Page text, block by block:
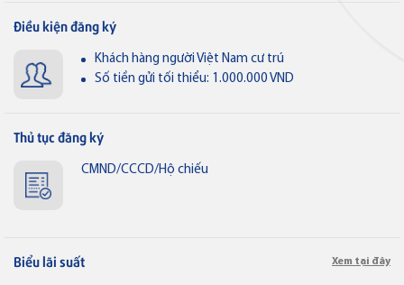
Điều kiện đăng ký
Khách hàng người Việt Nam cư trú
Số tiền gửi tối thiểu: 1.000.000 VND
Thủ tục đăng ký
CMND/CCCD/Hộ chiếu
Biểu lãi suất Xem tại đây
Thẻ JCB
Thẻ tín dụng BVBank JCB Cheer
Thẻ tín dụng BVBank JCB Sense